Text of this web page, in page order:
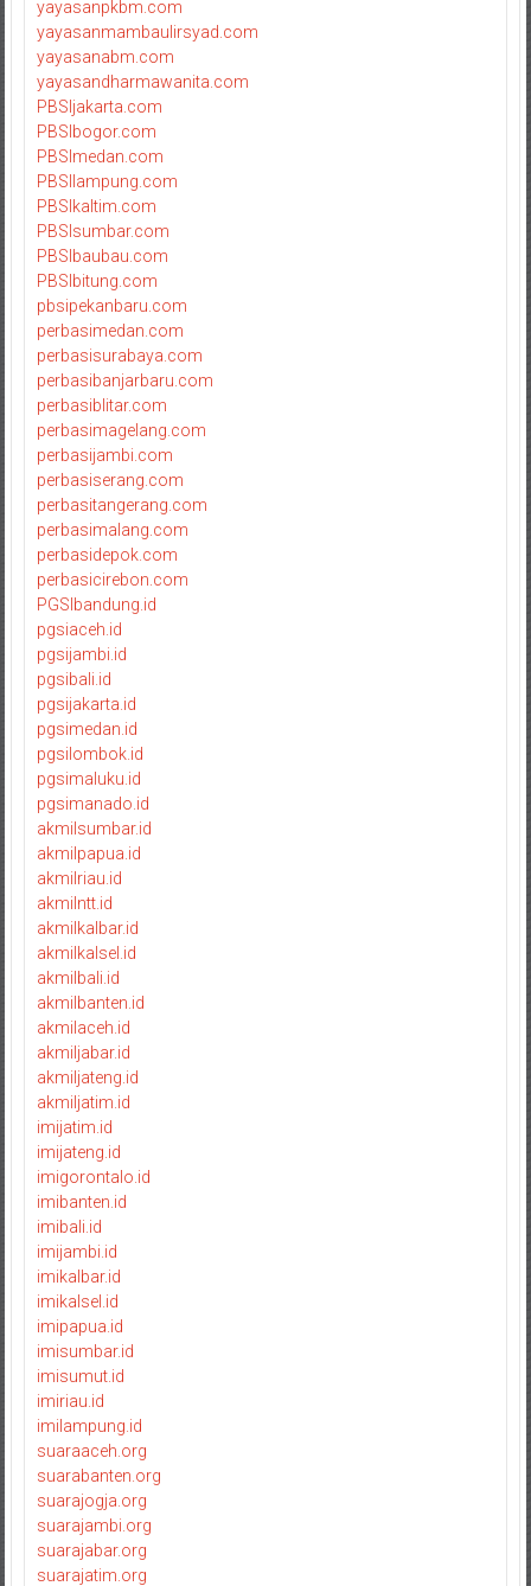
yayasanpkbm.com
yayasanmambaulirsyad.com
yayasanabm.com
yayasandharmawanita.com
PBSIjakarta.com
PBSIbogor.com
PBSImedan.com
PBSIlampung.com
PBSIkaltim.com
PBSIsumbar.com
PBSIbaubau.com
PBSIbitung.com
pbsipekanbaru.com
perbasimedan.com
perbasisurabaya.com
perbasibanjarbaru.com
perbasiblitar.com
perbasimagelang.com
perbasijambi.com
perbasiserang.com
perbasitangerang.com
perbasimalang.com
perbasidepok.com
perbasicirebon.com
PGSIbandung.id
pgsiaceh.id
pgsijambi.id
pgsibali.id
pgsijakarta.id
pgsimedan.id
pgsilombok.id
pgsimaluku.id
pgsimanado.id
akmilsumbar.id
akmilpapua.id
akmilriau.id
akmilntt.id
akmilkalbar.id
akmilkalsel.id
akmilbali.id
akmilbanten.id
akmilaceh.id
akmiljabar.id
akmiljateng.id
akmiljatim.id
imijatim.id
imijateng.id
imigorontalo.id
imibanten.id
imibali.id
imijambi.id
imikalbar.id
imikalsel.id
imipapua.id
imisumbar.id
imisumut.id
imiriau.id
imilampung.id
suaraaceh.org
suarabanten.org
suarajogja.org
suarajambi.org
suarajabar.org
suarajatim.org